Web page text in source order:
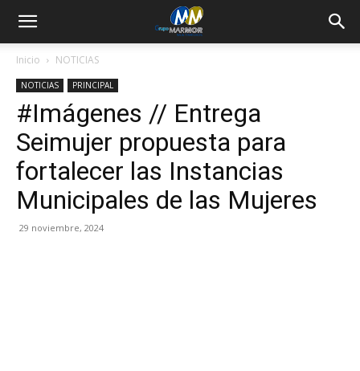
Inicio NOTICIAS
NOTICIAS PRINCIPAL
#Imágenes // Entrega
Seimujer propuesta para
fortalecer las Instancias
Municipales de las Mujeres
29 noviembre, 2024